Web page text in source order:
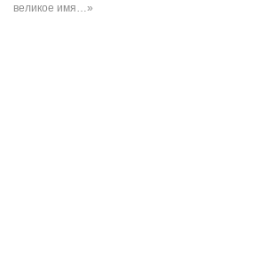
великое имя…»